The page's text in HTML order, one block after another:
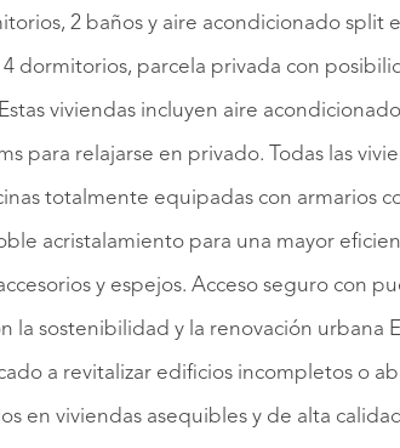
2 baños y aire acondicionado split
dormitorios, parcela privada con
viviendas incluyen aire
para relajarse en privado. Todas las
totalmente equipadas con armarios
acristalamiento para una mayor
y espejos. Acceso seguro con
la sostenibilidad y la renovación urbana
a revitalizar edificios incompletos o
en viviendas asequibles y de alta